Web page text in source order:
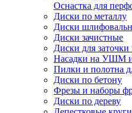
Оснастка для
Диски по металлу
Диски
Диски зачистные
Диски для заточки
Насадки на УШМ и
Пилки и полотна
Диски по бетону
Фрезы и наборы
Диски по дереву